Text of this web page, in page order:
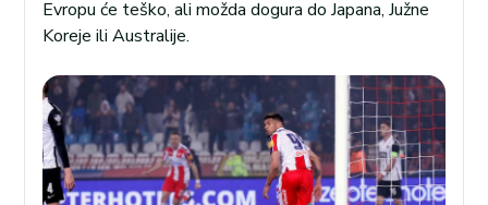
Evropu će teško, ali možda dogura do Japana, Južne
Koreje ili Australije.